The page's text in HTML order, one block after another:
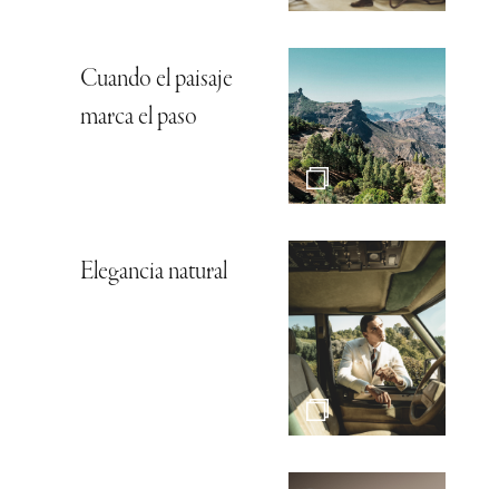
Cuando el paisaje
marca el paso
Elegancia natural